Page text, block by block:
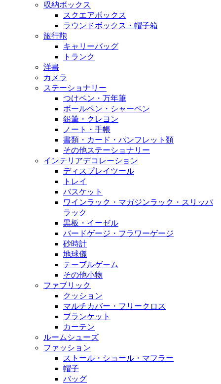
収納ボックス
スクエアボックス
ラウンドボックス・帽子箱
旅行鞄
キャリーバッグ
トランク
洋書
カメラ
ステーショナリー
つけペン・万年筆
ボールペン・シャーペン
鉛筆・クレヨン
ノート・手帳
書類・カード・パンフレット類
その他ステーショナリー
インテリアデコレーション
ディスプレイツール
トレイ
バスケット
ワインラック・マガジンラック・スリッパ
ラック
黒板・イーゼル
バードゲージ・フラワーゲージ
砂時計
地球儀
テーブルゲーム
その他小物
ファブリック
クッション
マルチカバー・フリークロス
ブランケット
カーテン
ルームシューズ
ファッション
ストール・ショール・マフラー
帽子
バッグ